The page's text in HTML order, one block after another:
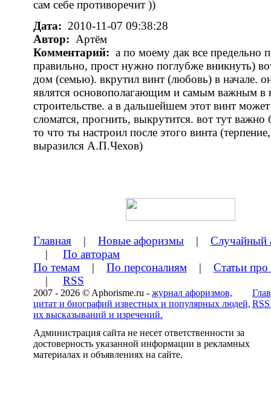
сам себе противоречит ))
Дата: 2010-11-07 09:38:28
Автор: Артём
Комментарий: а по моему дак все предельно
правильно, прост нужно поглубже вникнуть)
дом (семью). вкрутил винт (любовь) в начале.
являтся основополагающим и самым важным в
строительстве. а в дальшейшем этот винт
сломатся, прогнить, выкрутится. вот тут важно
то что ты настроил после этого винта
выразился А.П.Чехов)
Главная | Новые афоризмы | Случайный
| По авторам
По темам | По персоналиям | Статьи
| RSS
2007 - 2026 © Aphorisme.ru - журнал афоризмов,
цитат и биографий известных и популярных людей,
их высказываний и изречений.
Администрация сайта не несет ответственности за
достоверность указанной информации в рекламных
материалах и объявлениях на сайте.